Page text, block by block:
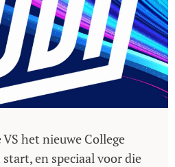
het nieuwe College
en speciaal voor die